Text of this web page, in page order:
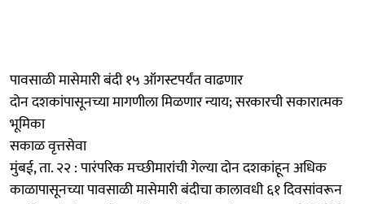
पावसाळी मासेमारी बंदी १५ ऑगस्टपर्यंत वाढणार
दोन दशकांपासूनच्या मागणीला मिळणार न्याय; सरकारची सकारात्मक
भूमिका
सकाळ वृत्तसेवा
मुंबई, ता. २२ : पारंपरिक मच्छीमारांची गेल्या दोन दशकांहून अधिक
काळापासूनच्या पावसाळी मासेमारी बंदीचा कालावधी ६१ दिवसांवरून